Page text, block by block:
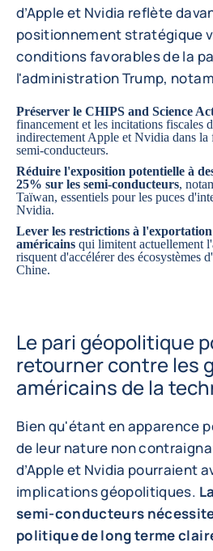
d’Apple et Nvidia reflète
positionnement stratégique
conditions favorables de la
l'administration Trump,
Préserver le CHIPS and Science
financement et les incitations fiscales
indirectement Apple et Nvidia dans la
semi-conducteurs.
Réduire l'exposition potentielle à
25% sur les semi-conducteurs,
Taïwan, essentiels pour les puces
Nvidia.
Lever les restrictions à
américains qui limitent actuellement
risquent d'accélérer des écosystèmes
Chine.
Le pari géopolitique
retourner contre les
américains de la
Bien qu'étant en apparence
de leur nature non
d’Apple et Nvidia pourraient
implications géopolitiques.
semi-conducteurs
politique de long terme